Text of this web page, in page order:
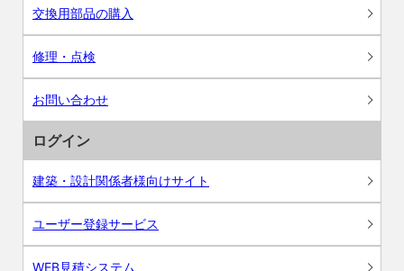
交換用部品の購入
修理・点検
お問い合わせ
ログイン
建築・設計関係者様向けサイト
ユーザー登録サービス
WEB見積システム